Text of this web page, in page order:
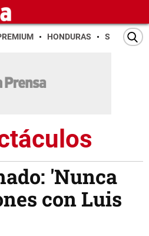
HONDURAS SAN PEDRO
'Nunca
con Luis